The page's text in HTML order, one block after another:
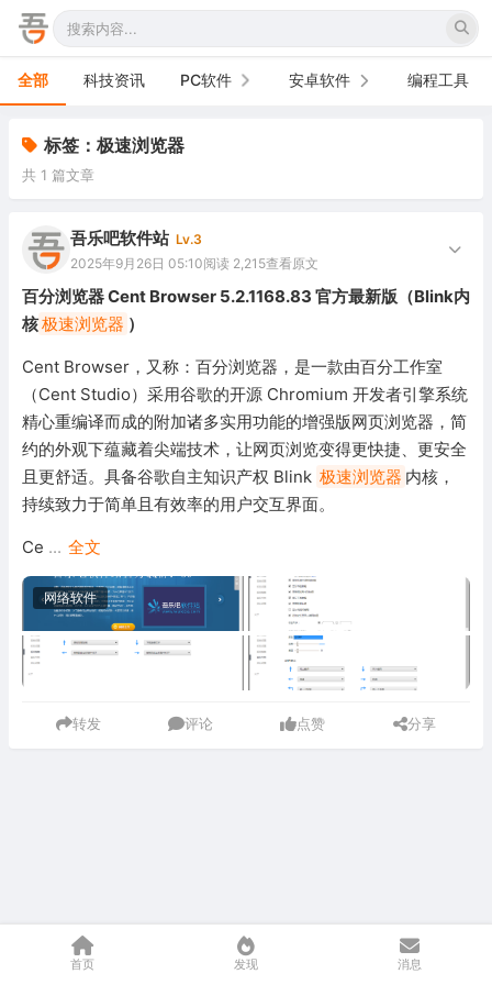
首页 发现 消息
全部 科技资讯 PC软件
办公软件
网络软件
图形图像
游戏娱乐
安全防御
系统下载
系统工具
安卓软件
手机软件
电视软件
车机软件
编程工具
标签：极速浏览器
共 1 篇文章
吾乐吧软件站 Lv.3
2025年9月26日 05:10阅读 2,215查看原文
百分浏览器 Cent Browser 5.2.1168.83 官方最新版（Blink内
核极速浏览器 ）
Cent Browser，又称：百分浏览器，是一款由百分工作室
（Cent Studio）采用谷歌的开源 Chromium 开发者引擎系统
精心重编译而成的附加诸多实用功能的增强版网页浏览器，简
约的外观下蕴藏着尖端技术，让网页浏览变得更快捷、更安全
且更舒适。具备谷歌自主知识产权 Blink 极速浏览器 内核，
持续致力于简单且有效率的用户交互界面。
Ce ... 全文
网络软件
转发 评论 点赞 分享